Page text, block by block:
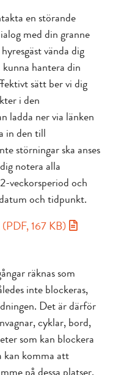
en störande
med din granne
vända dig
hantera din
sätt ber vi dig
i den
ladda ner via länken
in den till
störningar ska anses
notera alla
veckorsperiod och
och tidpunkt.
167 KB)
räknas som
inte blockeras,
Det är därför
cyklar, bord,
som kan blockera
kan komma att